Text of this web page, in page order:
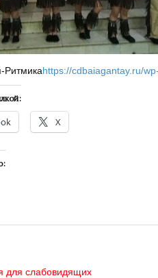
Ритмикаhttps://cdbaiagantay.ru/
X
для слабовидящих